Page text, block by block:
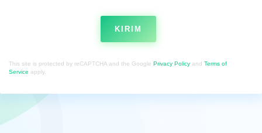
KIRIM
This site is protected by reCAPTCHA and the Google Privacy Policy and Terms of
Service apply.